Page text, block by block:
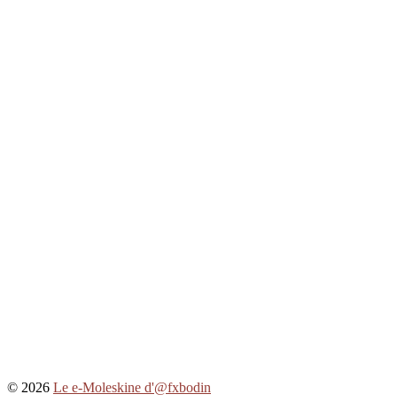
© 2026 Le e-Moleskine d'@fxbodin